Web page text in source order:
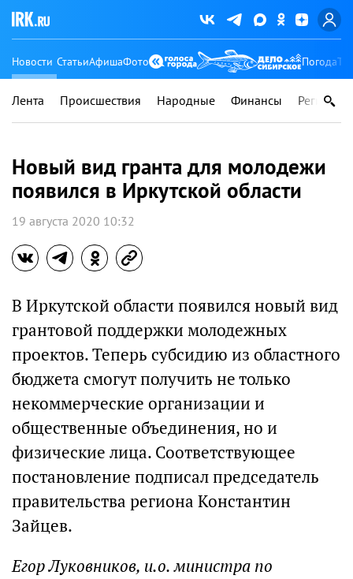
Новости СтатьиАфишаФото Погода
Лента Происшествия Народные Финансы Регионы
Новый вид гранта для молодежи
появился в Иркутской области
19 августа 2020 10:32
В Иркутской области появился новый вид
грантовой поддержки молодежных
проектов. Теперь субсидию из областного
бюджета смогут получить не только
некоммерческие организации и
общественные объединения, но и
физические лица. Соответствующее
постановление подписал председатель
правительства региона Константин
Зайцев.
Егор Луковников, и.о. министра по